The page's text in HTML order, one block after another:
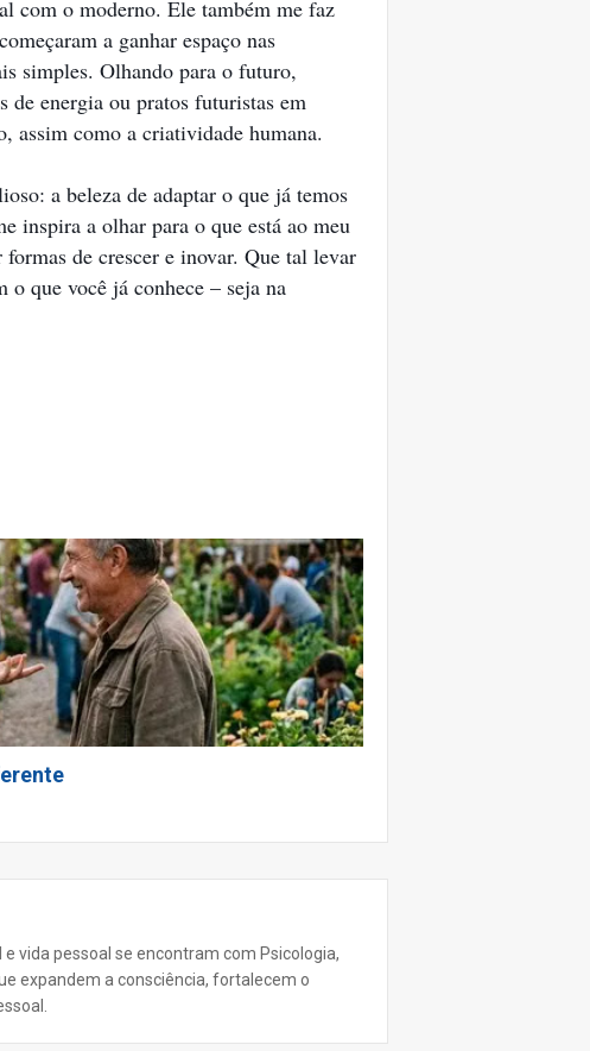
com o moderno. Ele também me faz
a ganhar espaço nas
simples. Olhando para o futuro,
de energia ou pratos futuristas em
assim como a criatividade humana.
a beleza de adaptar o que já temos
inspira a olhar para o que está ao meu
de crescer e inovar. Que tal levar
o que você já conhece – seja na
vida pessoal se encontram com Psicologia,
expandem a consciência, fortalecem o